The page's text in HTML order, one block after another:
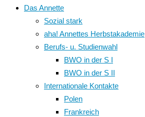
Das Annette
Sozial stark
aha! Annettes Herbstakademie
Berufs- u. Studienwahl
BWO in der S I
BWO in der S II
Internationale Kontakte
Polen
Frankreich